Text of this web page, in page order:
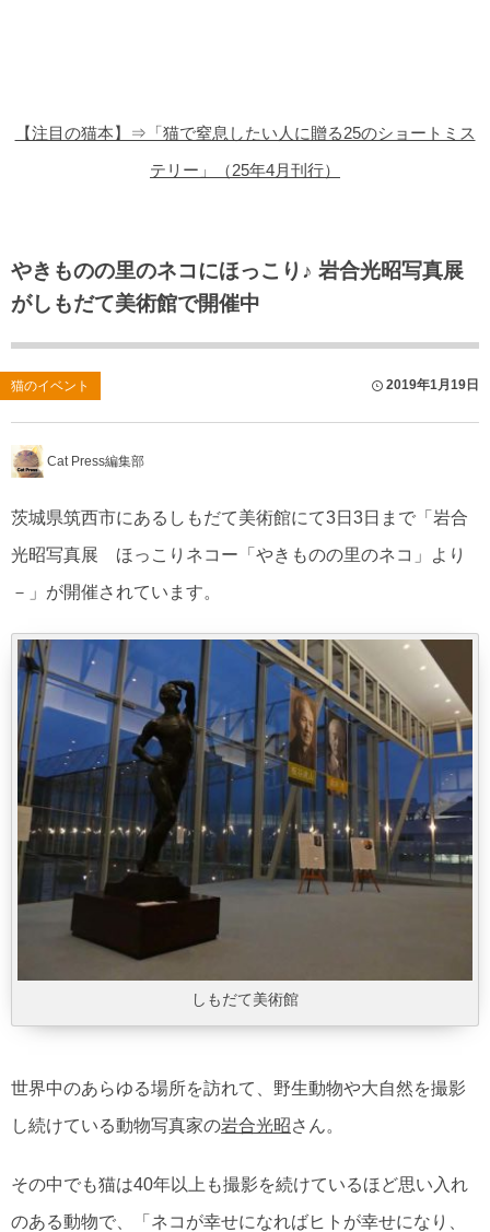
【注目の猫本】⇒「猫で窒息したい人に贈る25のショートミス
テリー」（25年4月刊行）
やきものの里のネコにほっこり♪ 岩合光昭写真展
がしもだて美術館で開催中
猫のイベント 2019年1月19日
Cat Press編集部
茨城県筑西市にあるしもだて美術館にて3日3日まで「岩合
光昭写真展 ほっこりネコー「やきものの里のネコ」より
－」が開催されています。
しもだて美術館
世界中のあらゆる場所を訪れて、野生動物や大自然を撮影
し続けている動物写真家の岩合光昭さん。
その中でも猫は40年以上も撮影を続けているほど思い入れ
のある動物で、「ネコが幸せになればヒトが幸せになり、
猫のゲーム・アプリ
猫のフリー写真素材